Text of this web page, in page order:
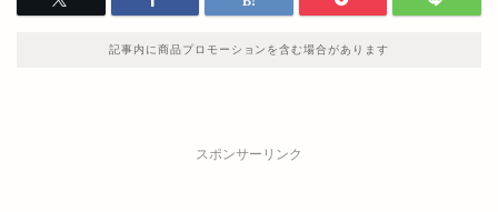
記事内に商品プロモーションを含む場合があります
スポンサーリンク